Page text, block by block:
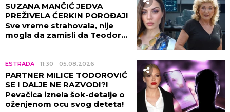
SUZANA MANČIĆ JEDVA
PREŽIVELA ĆERKIN POROĐAJ!
Sve vreme strahovala, nije
mogla da zamisli da Teodora
ESTRADA 11:30 05.08.2026
PARTNER MILICE TODOROVIĆ
SE I DALJE NE RAZVODI?!
Pevačica iznela šok-detalje o
oženjenom ocu svog deteta!